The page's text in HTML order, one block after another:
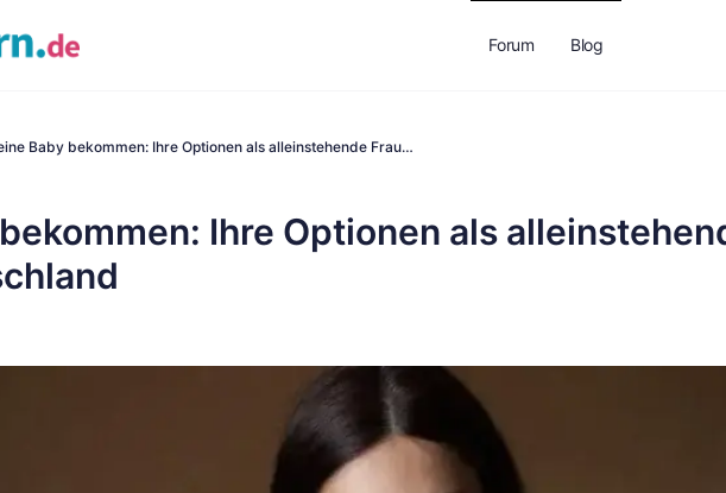
Forum Blog
Baby bekommen: Ihre Optionen als alleinstehende Frau…
Ihre Optionen als